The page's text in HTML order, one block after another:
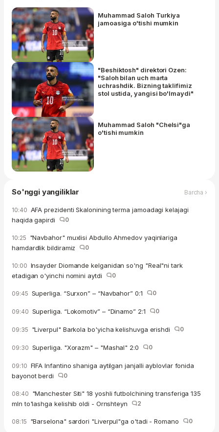
Muhammad Saloh Turkiya
jamoasiga o'tishi mumkin
"Beshiktosh" direktori Ozen:
"Saloh bilan uch marta
uchrashdik. Bizning taklifimiz
stol ustida, yangisi bo'lmaydi"
Muhammad Saloh "Chelsi"ga
o'tishi mumkin
So'nggi yangiliklar Barcha ›
10:40 AFA prezidenti Skalonining terma jamoadagi kelajagi
haqida gapirdi
0
10:25 "Navbahor" muxlisi Abdullo Ahmedov yaqinlariga
hamdardlik bildiramiz
0
10:00 Insayder Diomande kelganidan so'ng "Real"ni tark
etadigan o'yinchi nomini aytdi
0
09:45 Superliga. “Surxon” – “Navbahor” 0:1 0
09:40 Superliga. “Lokomotiv” – “Dinamo” 2:1 0
09:35 "Liverpul" Barkola bo'yicha kelishuvga erishdi 0
09:30 Superliga. "Xorazm" – "Mashal" 2:0 0
09:10 FIFA Infantino shaniga aytilgan janjalli ayblovlar fonida
bayonot berdi
0
08:40 "Manchester Siti" 18 yoshli futbolchining transferiga 135
mln to'lashga kelishib oldi - Ornshteyn
2
08:15 "Barselona" sardori "Liverpul"ga o'tadi - Romano 0